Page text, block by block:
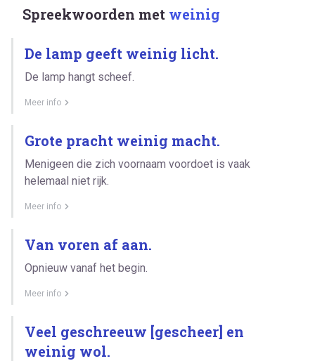
Spreekwoorden met weinig
De lamp geeft weinig licht.
De lamp hangt scheef.
Meer info
Grote pracht weinig macht.
Menigeen die zich voornaam voordoet is vaak
helemaal niet rijk.
Meer info
Van voren af aan.
Opnieuw vanaf het begin.
Meer info
Veel geschreeuw [gescheer] en
weinig wol.